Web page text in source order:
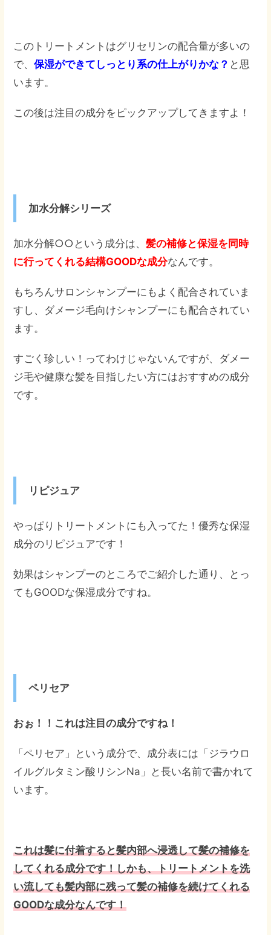
このトリートメントはグリセリンの配合量が多いの
で、保湿ができてしっとり系の仕上がりかな？ と思
います。
この後は注目の成分をピックアップしてきますよ！
加水分解シリーズ
加水分解○○という成分は、髪の補修と保湿を同時
に行ってくれる結構GOODな成分なんです。
もちろんサロンシャンプーにもよく配合されていま
すし、ダメージ毛向けシャンプーにも配合されてい
ます。
すごく珍しい！ってわけじゃないんですが、ダメー
ジ毛や健康な髪を目指したい方にはおすすめの成分
です。
リピジュア
やっぱりトリートメントにも入ってた！優秀な保湿
成分のリピジュアです！
効果はシャンプーのところでご紹介した通り、とっ
てもGOODな保湿成分ですね。
ペリセア
おぉ！！これは注目の成分ですね！
「ペリセア」という成分で、成分表には「ジラウロ
イルグルタミン酸リシンNa」と長い名前で書かれて
います。
これは髪に付着すると髪内部へ浸透して髪の補修を
してくれる成分です！しかも、トリートメントを洗
い流しても髪内部に残って髪の補修を続けてくれる
GOODな成分なんです！